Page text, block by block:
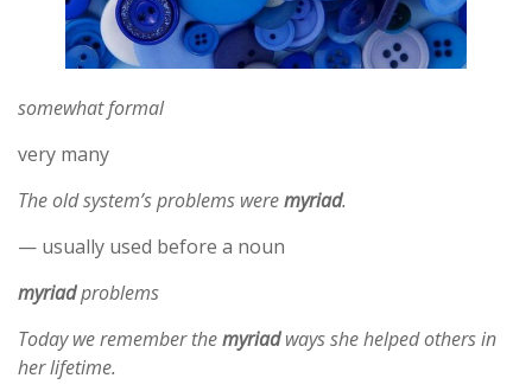
somewhat formal
very many
The old system’s problems weremyriad.
— usually used before a noun
myriadproblems
Today we remember themyriadways she helped others in
her lifetime.